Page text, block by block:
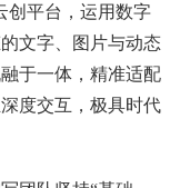
创平台，运用数字
文字、图片与动态
于一体，精准适配
度交互，极具时代